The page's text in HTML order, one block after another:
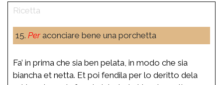
15. Peraconciare bene una porchetta
Fa’ in prima che sia ben pelata, in modo che sia
biancha et netta. Et poi fendila per lo deritto dela